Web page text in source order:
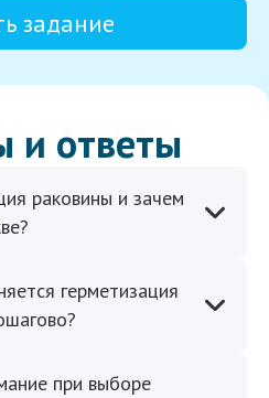
задание
и ответы
раковины и зачем
герметизация
при выборе